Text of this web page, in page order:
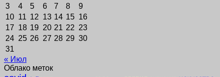
3
4 5 6 7 8
9
10 11 12 13 14 15 16
17 18 19 20 21 22 23
24 25 26 27 28 29 30
31
« Июл
Облако меток